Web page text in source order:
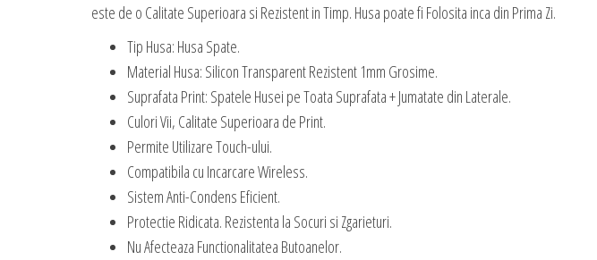
este de o Calitate Superioara si Rezistent in Timp. Husa poate fi Folosita inca din Prima Zi.
Tip Husa: Husa Spate.
Material Husa: Silicon Transparent Rezistent 1mm Grosime.
Suprafata Print: Spatele Husei pe Toata Suprafata + Jumatate din Laterale.
Culori Vii, Calitate Superioara de Print.
Permite Utilizare Touch-ului.
Compatibila cu Incarcare Wireless.
Sistem Anti-Condens Eficient.
Protectie Ridicata. Rezistenta la Socuri si Zgarieturi.
Nu Afecteaza Functionalitatea Butoanelor.